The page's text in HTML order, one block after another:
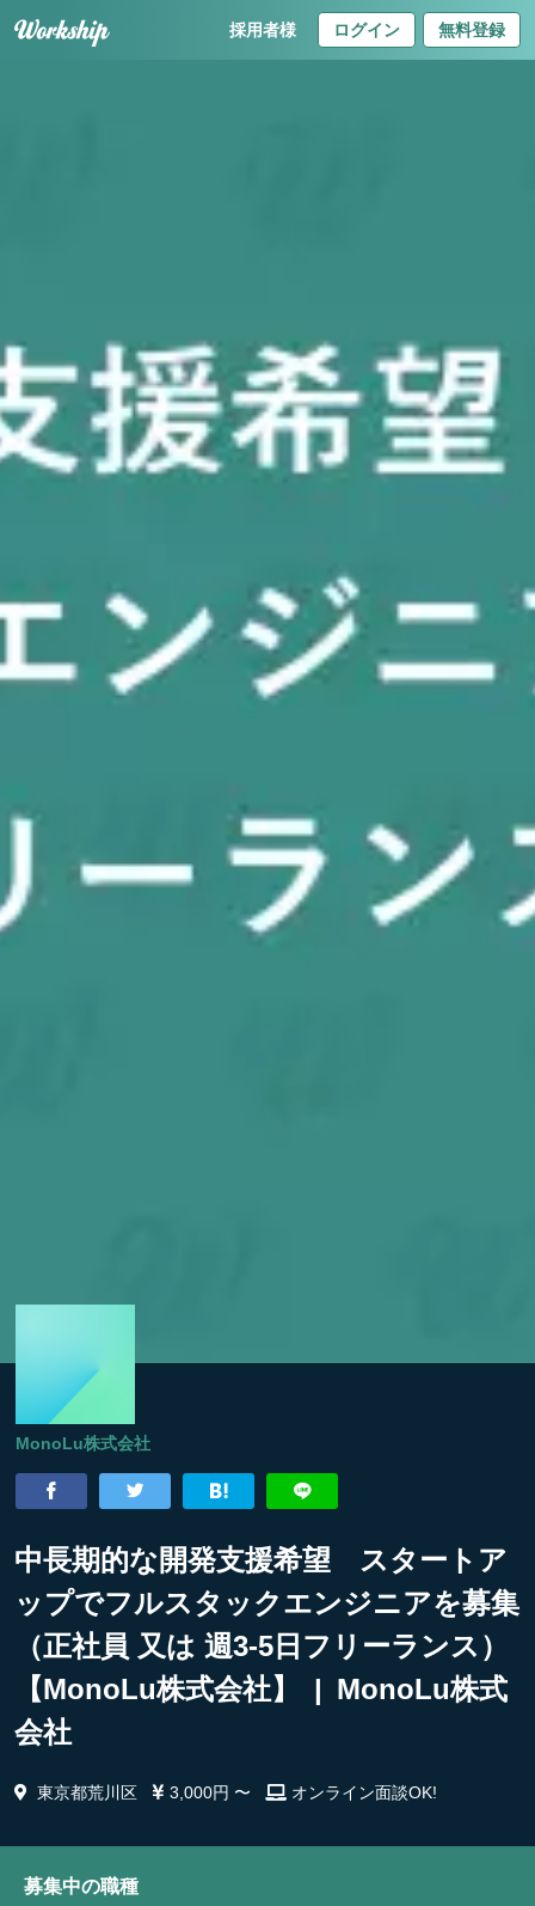
採用者様 ログイン 無料登録
MonoLu株式会社
中長期的な開発支援希望 スタートア
ップでフルスタックエンジニアを募集
（正社員 又は 週3-5日フリーランス）
【MonoLu株式会社】 | MonoLu株式
会社
東京都荒川区 3,000円 〜 オンライン面談OK!
募集中の職種